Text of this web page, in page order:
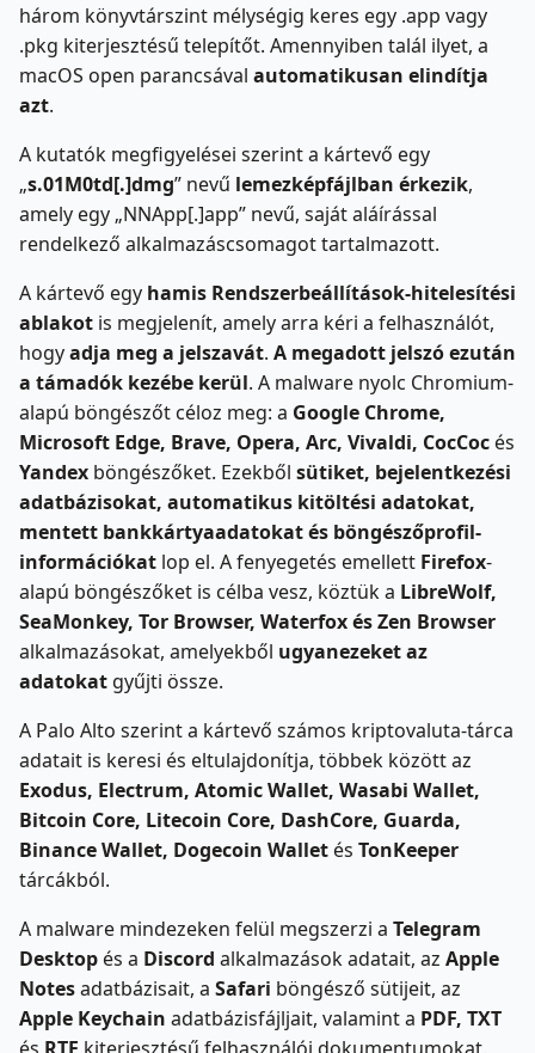
három könyvtárszint mélységig keres egy .app vagy
.pkg kiterjesztésű telepítőt. Amennyiben talál ilyet, a
macOS open parancsával automatikusan elindítja
azt.
A kutatók megfigyelései szerint a kártevő egy
„s.01M0td[.]dmg” nevű lemezképfájlban érkezik,
amely egy „NNApp[.]app” nevű, saját aláírással
rendelkező alkalmazáscsomagot tartalmazott.
A kártevő egy hamis Rendszerbeállítások-hitelesítési
ablakot is megjelenít, amely arra kéri a felhasználót,
hogyadja meg a jelszavát. A megadott jelszó ezután
a támadók kezébe kerül. A malware nyolc Chromium-
alapú böngészőt céloz meg: a Google Chrome,
Microsoft Edge, Brave, Opera, Arc, Vivaldi, CocCoc és
Yandex böngészőket. Ezekből sütiket, bejelentkezési
adatbázisokat, automatikus kitöltési adatokat,
mentett bankkártyaadatokat és böngészőprofil-
információkat lop el. A fenyegetés emellett Firefox-
alapú böngészőket is célba vesz, köztük a LibreWolf,
SeaMonkey, Tor Browser, Waterfox és Zen Browser
alkalmazásokat, amelyekből ugyanezeket az
adatokat gyűjti össze.
A Palo Alto szerint a kártevő számos kriptovaluta-tárca
adatait is keresi és eltulajdonítja, többek között az
Exodus, Electrum, Atomic Wallet, Wasabi Wallet,
Bitcoin Core, Litecoin Core, DashCore, Guarda,
Binance Wallet, Dogecoin Wallet és TonKeeper
tárcákból.
A malware mindezeken felül megszerzi a Telegram
Desktop és a Discord alkalmazások adatait, az Apple
Notesadatbázisait, a Safari böngésző sütijeit, az
Apple Keychain adatbázisfájljait, valamint a PDF, TXT